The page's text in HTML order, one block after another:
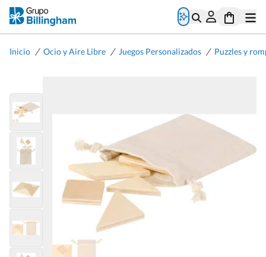
Inicio / Ocio y Aire Libre / Juegos Personalizados / Puzzles y